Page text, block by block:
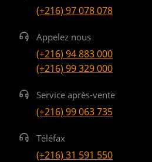
(+216) 97 078 078
Appelez nous
(+216) 94 883 000
(+216) 99 329 000
Service après-vente
(+216) 99 063 735
Téléfax
(+216) 31 591 550